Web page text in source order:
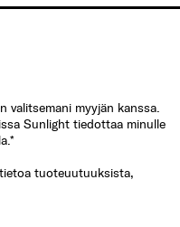
valitsemani myyjän kanssa.
Sunlight tiedottaa minulle
tuoteuutuuksista,